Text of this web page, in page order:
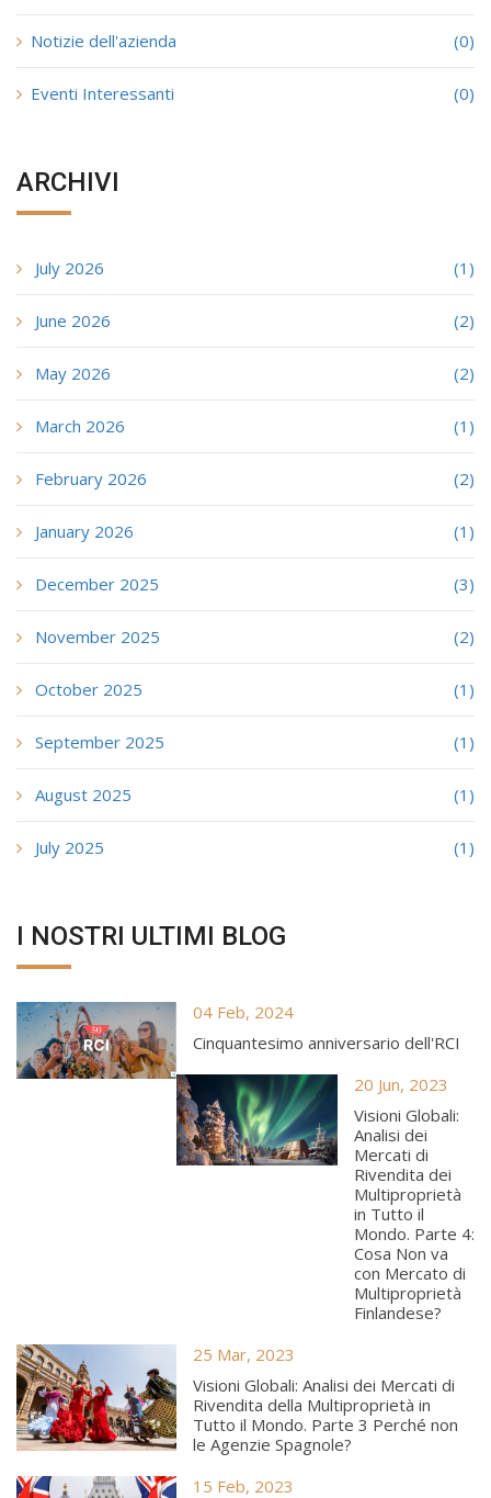
Notizie dell'azienda (0)
Eventi Interessanti (0)
ARCHIVI
July 2026 (1)
June 2026 (2)
May 2026 (2)
March 2026 (1)
February 2026 (2)
January 2026 (1)
December 2025 (3)
November 2025 (2)
October 2025 (1)
September 2025 (1)
August 2025 (1)
July 2025 (1)
I NOSTRI ULTIMI BLOG
04 Feb, 2024
Cinquantesimo anniversario dell'RCI
20 Jun, 2023
Visioni Globali:
Analisi dei
Mercati di
Rivendita dei
Multiproprietà
in Tutto il
Mondo. Parte 4:
Cosa Non va
con Mercato di
Multiproprietà
Finlandese?
25 Mar, 2023
Visioni Globali: Analisi dei Mercati di
Rivendita della Multiproprietà in
Tutto il Mondo. Parte 3 Perché non
le Agenzie Spagnole?
15 Feb, 2023